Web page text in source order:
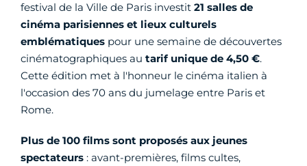
festival de la Ville de Paris investit 21 salles de
cinéma parisiennes et lieux culturels
emblématiques pour une semaine de découvertes
cinématographiques au tarif unique de 4,50 €.
Cette édition met à l'honneur le cinéma italien à
l'occasion des 70 ans du jumelage entre Paris et
Rome.
Plus de 100 films sont proposés aux jeunes
spectateurs : avant-premières, films cultes,